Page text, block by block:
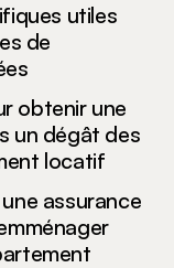
utiles
de
obtenir une
un dégât des
locatif
assurance